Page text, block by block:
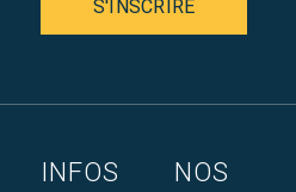
S'INSCRIRE
INFOS
NOS